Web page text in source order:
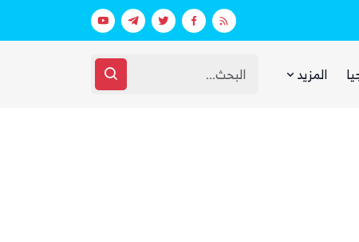
مرتبط بالهجوم على السعودية الحوثيون يختفون من الشارع
المزيد